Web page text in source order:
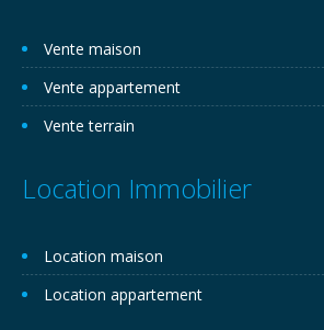
Vente maison
Vente appartement
Vente terrain
Location Immobilier
Location maison
Location appartement